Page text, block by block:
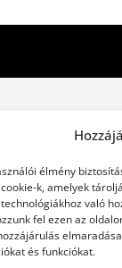
élmény
k, amelyek
való
fel ezen az
és funkciókat.